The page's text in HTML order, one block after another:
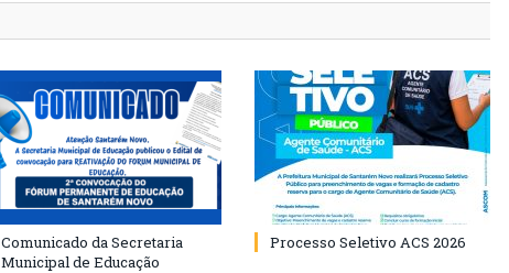
Comunicado da Secretaria
Municipal de Educação
Processo Seletivo ACS 2026